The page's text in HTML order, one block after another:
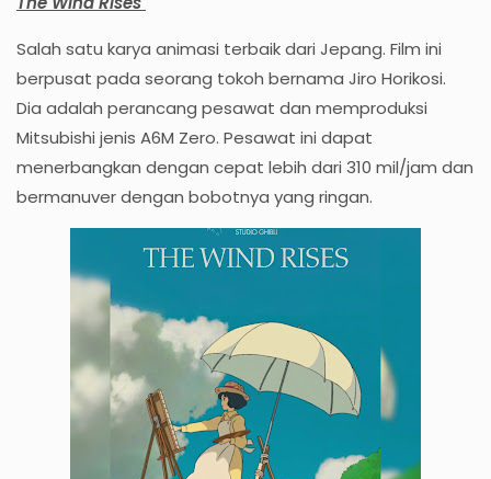
Salah satu karya animasi terbaik dari Jepang. Film ini
berpusat pada seorang tokoh bernama Jiro Horikosi.
Dia adalah perancang pesawat dan memproduksi
Mitsubishi jenis A6M Zero. Pesawat ini dapat
menerbangkan dengan cepat lebih dari 310 mil/jam dan
bermanuver dengan bobotnya yang ringan.